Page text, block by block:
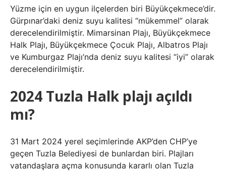
Yüzme için en uygun ilçelerden biri Büyükçekmece’dir.
Gürpınar’daki deniz suyu kalitesi “mükemmel” olarak
derecelendirilmiştir. Mimarsinan Plajı, Büyükçekmece
Halk Plajı, Büyükçekmece Çocuk Plajı, Albatros Plajı
ve Kumburgaz Plajı’nda deniz suyu kalitesi “iyi” olarak
derecelendirilmiştir.
2024 Tuzla Halk plajı açıldı
mı?
31 Mart 2024 yerel seçimlerinde AKP’den CHP’ye
geçen Tuzla Belediyesi de bunlardan biri. Plajları
vatandaşlara açma konusunda kararlı olan Tuzla